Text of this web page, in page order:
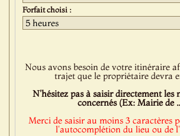
Forfait choisi :
Nous avons besoin de votre itinéraire
trajet que le propriétaire devra
N'hésitez pas à saisir directement les
concernés (Ex: Mairie de
Merci de saisir au moins 3 caractères
l'autocomplétion du lieu ou de